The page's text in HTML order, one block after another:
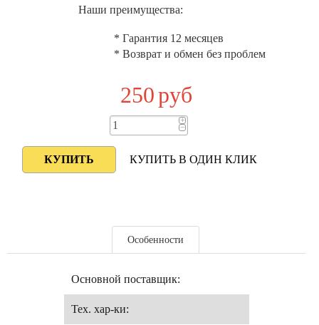
Наши преимущества:
* Гарантия 12 месяцев
* Возврат и обмен без проблем
250руб
+
−
КУПИТЬ В ОДИН КЛИК
Особенности
Основной поставщик:
Тех. хар-ки: